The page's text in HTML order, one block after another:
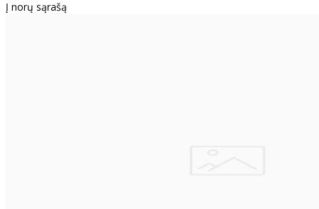
Į norų sąrašą